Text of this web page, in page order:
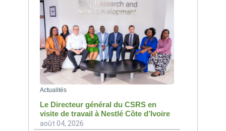
Actualités
Le Directeur général du CSRS en
visite de travail à Nestlé Côte d’Ivoire
août 04, 2026